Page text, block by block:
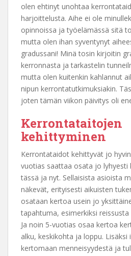
olen ehtinyt unohtaa
harjoittelusta. Aihe ei ole
opinnoissa ja työelämässä sitä
mutta olen ihan syventynyt
gradussani! Minä tosin kirjoitin
kerronnasta ja tarkastelin
mutta olen kuitenkin kahlannut
nipun kerrontatutkimuksiakin.
joten tämän viikon päivitys oli
Kerrontataitojen
kehittyminen
Kerrontataidot kehittyvät jo
vuotias saattaa osata jo
tässä ja nyt. Sellaisista asioista
näkevät, erityisesti aikuisten
osataan kertoa usein jo
tapahtuma, esimerkiksi
Ja noin 5-vuotias osaa kertoa
alku, keskikohta ja loppu.
kertomaan menneisyydestä ja